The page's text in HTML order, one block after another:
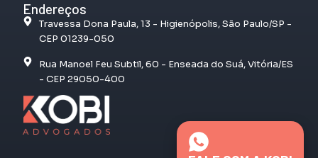
Endereços
Travessa Dona Paula, 13 - Higienópolis, São Paulo/SP -
CEP 01239-050
Rua Manoel Feu Subtil, 60 - Enseada do Suá, Vitória/ES
- CEP 29050-400